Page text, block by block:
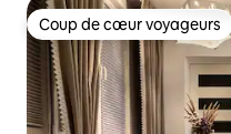
Coup de cœur voyageurs
Coup de cœur voyageurs